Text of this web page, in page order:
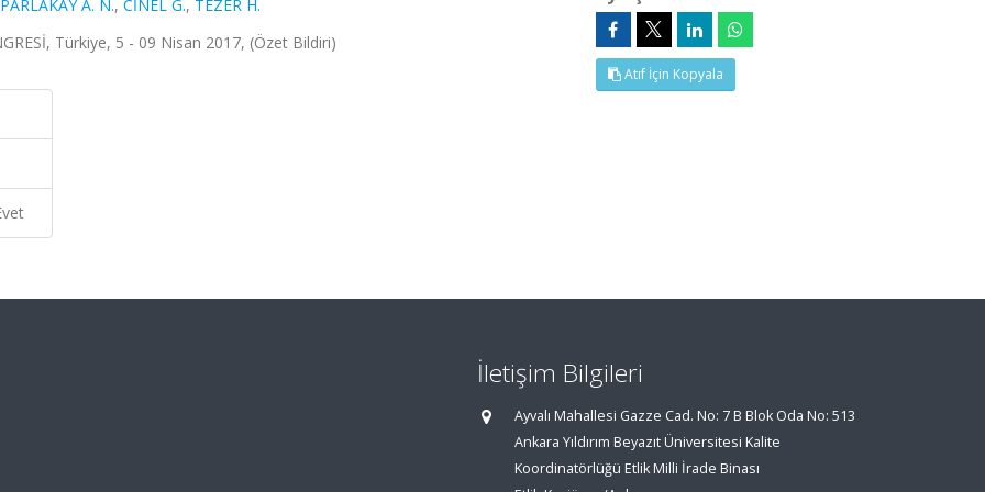
A. N., CİNEL G., TEZER H.
Türkiye, 5 - 09 Nisan 2017, (Özet Bildiri)
Atıf İçin Kopyala
İletişim Bilgileri
Ayvalı Mahallesi Gazze Cad. No: 7 B Blok Oda No: 513
Ankara Yıldırım Beyazıt Üniversitesi Kalite
Koordinatörlüğü Etlik Milli İrade Binası